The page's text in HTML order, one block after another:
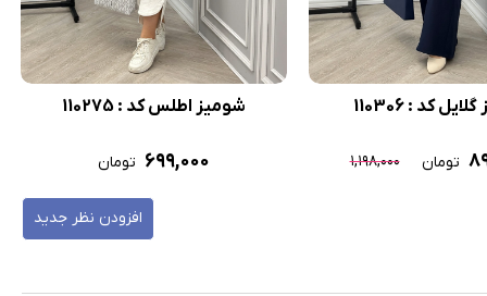
کد : 110306
تومان ۱,۱۹۸,۰۰۰
شومیز اطلس کد : 110275
۶۹۹,۰۰۰ تومان
افزودن نظر جدید